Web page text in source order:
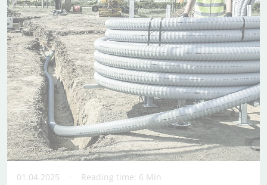
01.04.2025 Reading time: 6 Min